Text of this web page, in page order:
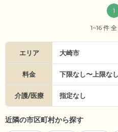
1
1~16 件
エリア 大崎市
料金 下限なし〜上限なし
介護/医療 指定なし
近隣の市区町村から探す